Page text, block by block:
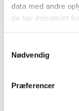
data med andre
de har indsamlet
Nødvendig
Præferencer
|6. marts 2013|
fremtidig
TID